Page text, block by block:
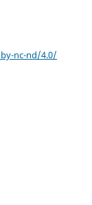
nc-nd/4.0/